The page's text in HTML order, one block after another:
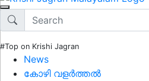
#Top on Krishi Jagran
News
കോഴി വളർത്തൽ